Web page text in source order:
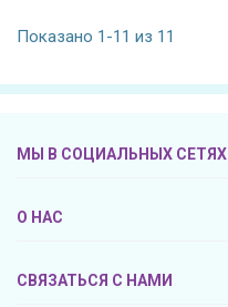
Показано 1-11 из 11
МЫ В СОЦИАЛЬНЫХ СЕТЯХ
О НАС
СВЯЗАТЬСЯ С НАМИ